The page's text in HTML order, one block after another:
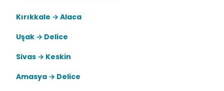
Kırıkkale → Alaca
Uşak → Delice
Sivas → Keskin
Amasya → Delice